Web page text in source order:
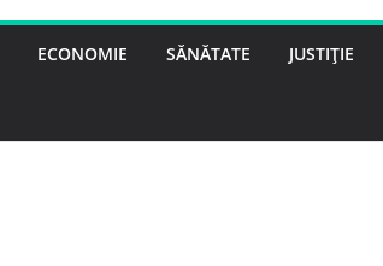
ECONOMIE SĂNĂTATE JUSTIȚIE